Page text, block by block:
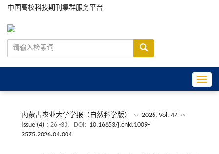
中国高校科技期刊集群服务平台
内蒙古农业大学学报（自然科学版） ›› 2026, Vol. 47 ››
Issue (4) : 26 -33. DOI: 10.16853/j.cnki.1009-
3575.2026.04.004